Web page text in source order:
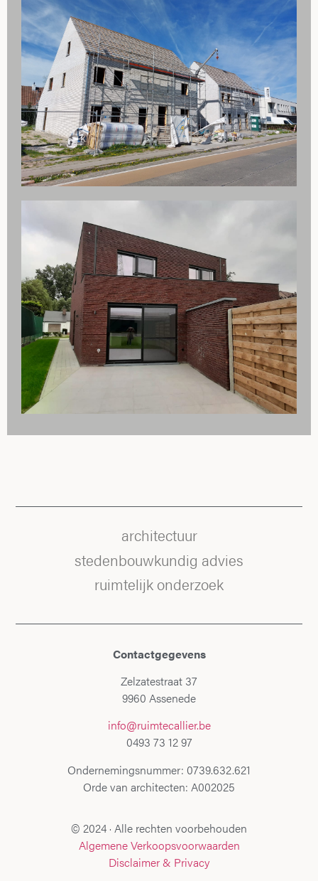
architectuur
stedenbouwkundig advies
ruimtelijk onderzoek
Contactgegevens
Zelzatestraat 37
9960 Assenede
info@ruimtecallier.be
0493 73 12 97
Ondernemingsnummer: 0739.632.621
Orde van architecten: A002025
© 2024 · Alle rechten voorbehouden
Algemene Verkoopsvoorwaarden
Disclaimer & Privacy